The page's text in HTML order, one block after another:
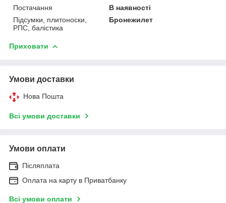
Постачання
В наявності
Підсумки, плитоноски,
РПС, балістика
Бронежилет
Приховати
Умови доставки
Нова Пошта
Всі умови доставки
Умови оплати
Післяплата
Оплата на карту в Приватбанку
Всі умови оплати